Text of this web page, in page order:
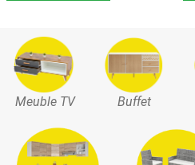
Meuble TV Buffet